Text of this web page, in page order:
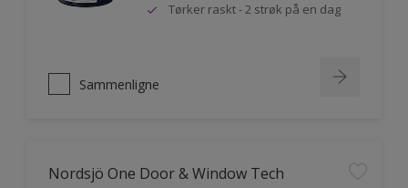
Tørker raskt - 2 strøk på en dag
Sammenligne
Nordsjö One Door & Window Tech